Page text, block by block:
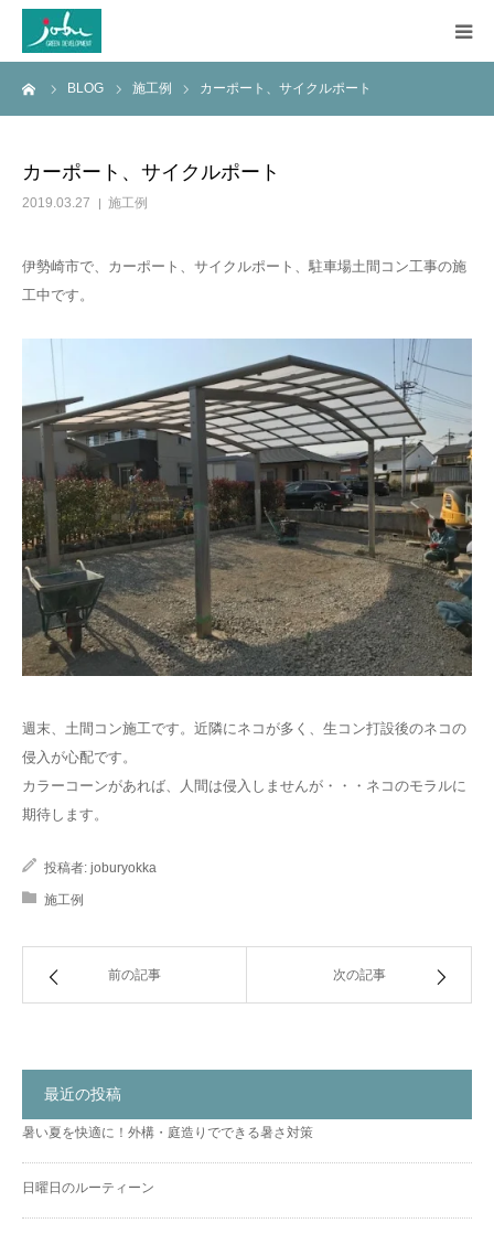
BLOG 施工例 カーポート、サイクルポート
カーポート、サイクルポート
2019.03.27 施工例
伊勢崎市で、カーポート、サイクルポート、駐車場土間コン工事の施
工中です。
週末、土間コン施工です。近隣にネコが多く、生コン打設後のネコの
侵入が心配です。
カラーコーンがあれば、人間は侵入しませんが・・・ネコのモラルに
期待します。
投稿者: joburyokka
施工例
前の記事 次の記事
最近の投稿
暑い夏を快適に！外構・庭造りでできる暑さ対策
日曜日のルーティーン
HOME
BLOG
CONTACT US